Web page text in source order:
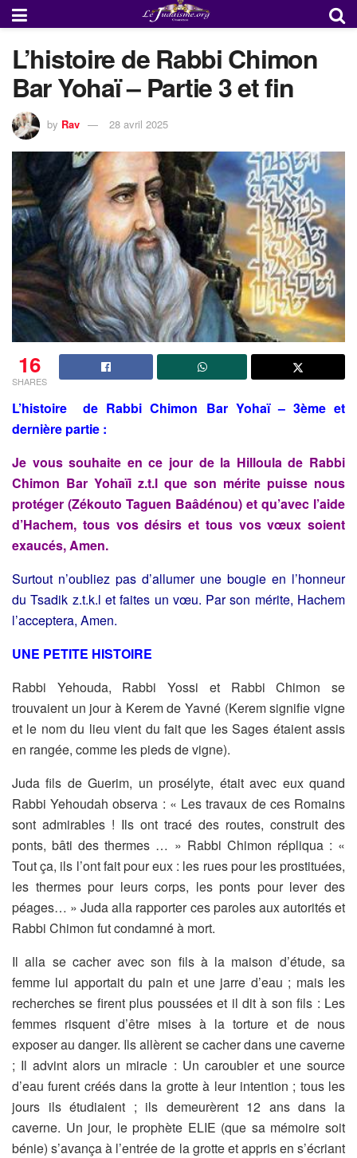
L’histoire de Rabbi Chimon
Bar Yohaï – Partie 3 et fin
by Rav 28 avril 2025
16
SHARES
L’histoire de Rabbi Chimon Bar Yohaï – 3ème et
dernière partie :
Je vous souhaite en ce jour de la Hilloula de Rabbi
Chimon Bar Yohaïi z.t.l que son mérite puisse nous
protéger (Zékouto Taguen Baâdénou) et qu’avec l’aide
d’Hachem, tous vos désirs et tous vos vœux soient
exaucés, Amen.
Surtout n’oubliez pas d’allumer une bougie en l’honneur
duTsadik z.t.k.l et faites un vœu. Par son mérite, Hachem
l’acceptera, Amen.
UNE PETITE HISTOIRE
Rabbi Yehouda, Rabbi Yossi et Rabbi Chimon se
trouvaient un jour à Kerem de Yavné (Kerem signifie vigne
et le nom du lieu vient du faitque les Sages étaient assis
en rangée, comme les pieds de vigne).
Juda fils de Guerim, un prosélyte, était avec eux quand
RabbiYehoudah observa : « Les travaux de ces Romains
sont admirables ! Ils ont tracé des routes, construit des
ponts, bâti des thermes … » Rabbi Chimon répliqua : «
Tout ça, ils l’ont fait pour eux : les ruespour les prostituées,
les thermes pour leurs corps, les ponts pour lever des
péages… » Juda alla rapporter ces paroles aux autorités et
Rabbi Chimon fut condamné à mort.
Il alla se cacher avec son fils à la maison d’étude, sa
femme lui apportait du pain et une jarre d’eau ; mais les
recherches se firentplus poussées et il dit à son fils : Les
femmes risquent d’être mises à la torture et de nous
exposer au danger. Ils allèrent se cacher dans une caverne
; Il advint alors un miracle : Un caroubier et une source
d’eau furent créés dans la grotte à leur intention ; tous les
jours ilsétudiaient ; ils demeurèrent 12 ans dans la
caverne. Un jour, leprophète ELIE (que sa mémoire soit
bénie) s’avança à l’entrée de lagrotte et appris en s’écriant